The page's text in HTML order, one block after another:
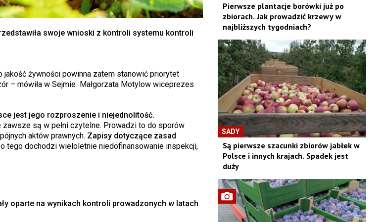
swoje wnioski z kontroli systemu kontroli
jakość żywności powinna zatem stanowić priorytet
– mówiła w Sejmie Małgorzata Motylow wiceprezes
jest jego rozproszenie i niejednolitość.
są w pełni czytelne. Prowadzi to do sporów
aktów prawnych. Zapisy dotyczące zasad
tego dochodzi wieloletnie niedofinansowanie inspekcji,
oparte na wynikach kontroli prowadzonych w latach
Pierwsze plantacje borówki już po
zbiorach. Jak prowadzić krzewy w
najbliższych tygodniach?
SADY
Są pierwsze szacunki zbiorów jabłek w
Polsce i innych krajach. Spadek jest
duży